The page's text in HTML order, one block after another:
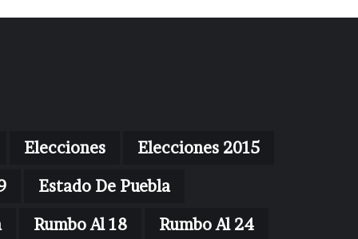
Elecciones
Elecciones 2015
Estado De Puebla
Rumbo Al 18
Rumbo Al 24